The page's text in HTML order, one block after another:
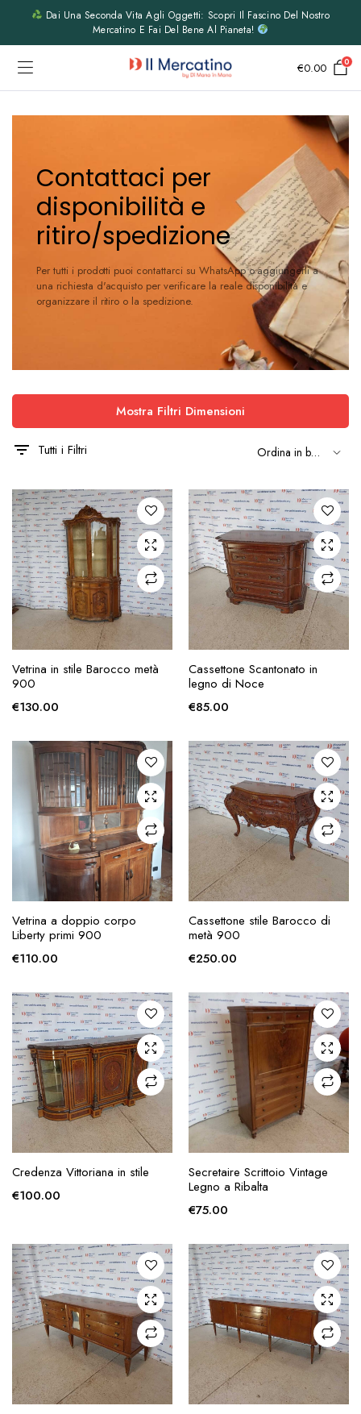
Dai Una Seconda Vita Agli Oggetti: Scopri Il Fascino Del Nostro
Mercatino E Fai Del Bene Al Pianeta!
€0.00 0
Contattaci per
disponibilità e
ritiro/spedizione
Per tutti i prodotti puoi contattarci su WhatsApp o aggiungerli a
una richiesta d'acquisto per verificare la reale disponibilità e
organizzare il ritiro o la spedizione.
Mostra Filtri Dimensioni
Tutti i Filtri
RICHIESTA
Vetrina in stile Barocco metà
900
€130.00
RICHIESTA
Cassettone Scantonato in
legno di Noce
€85.00
RICHIESTA
Vetrina a doppio corpo
Liberty primi 900
€110.00
RICHIESTA
Cassettone stile Barocco di
metà 900
€250.00
RICHIESTA
Credenza Vittoriana in stile
€100.00
RICHIESTA
Secretaire Scrittoio Vintage
Legno a Ribalta
€75.00